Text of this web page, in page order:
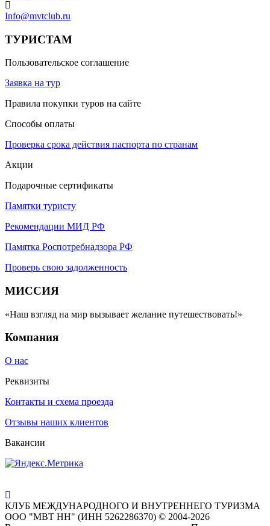
Info@mvtclub.ru
ТУРИСТАМ
Пользовательское соглашение
Заявка на тур
Правила покупки туров на сайте
Способы оплаты
Проверка срока действия паспорта по странам
Акции
Подарочные сертификаты
Памятки туристу
Рекомендации МИД РФ
Памятка Роспотребнадзора РФ
Проверь свою задолженность
МИССИЯ
«Наш взгляд на мир вызывает желание путешествовать!»
Компания
О нас
Реквизиты
Контакты и схема проезда
Отзывы наших клиентов
Вакансии
КЛУБ МЕЖДУНАРОДНОГО И ВНУТРЕННЕГО ТУРИЗМА
ООО "МВТ НН" (ИНН 5262286370) © 2004-2026